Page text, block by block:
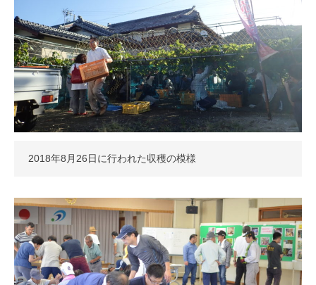
2018年8月26日に行われた収穫の模様